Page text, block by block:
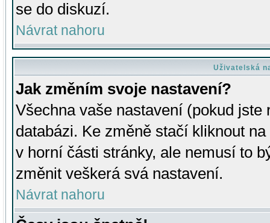
se do diskuzí.
Návrat nahoru
Uživatelská
Jak změním svoje nastavení?
Všechna vaše nastavení (pokud
databázi. Ke změně stačí kliknout
v horní části stránky, ale nemusí to
změnit veškerá svá nastavení.
Návrat nahoru